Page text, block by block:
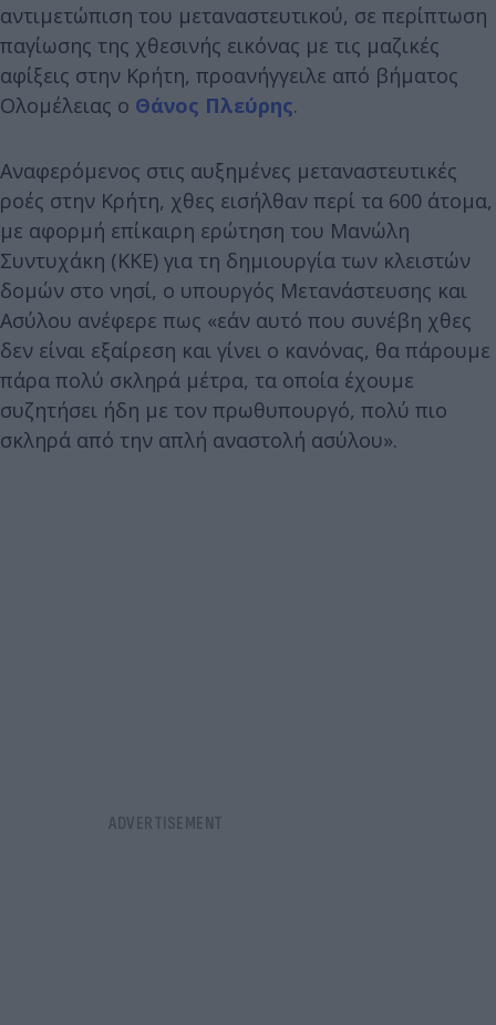
αντιμετώπιση του μεταναστευτικού, σε περίπτωση
παγίωσης της χθεσινής εικόνας με τις μαζικές
αφίξεις στην Κρήτη, προανήγγειλε από βήματος
Ολομέλειας ο Θάνος Πλεύρης.
Αναφερόμενος στις αυξημένες μεταναστευτικές
ροές στην Κρήτη, χθες εισήλθαν περί τα 600 άτομα,
με αφορμή επίκαιρη ερώτηση του Μανώλη
Συντυχάκη (ΚΚΕ) για τη δημιουργία των κλειστών
δομών στο νησί, ο υπουργός Μετανάστευσης και
Ασύλου ανέφερε πως «εάν αυτό που συνέβη χθες
δεν είναι εξαίρεση και γίνει ο κανόνας, θα πάρουμε
πάρα πολύ σκληρά μέτρα, τα οποία έχουμε
συζητήσει ήδη με τον πρωθυπουργό, πολύ πιο
σκληρά από την απλή αναστολή ασύλου».